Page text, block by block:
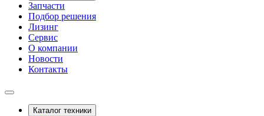
Запчасти
Подбор решения
Лизинг
Сервис
О компании
Новости
Контакты
Каталог техники